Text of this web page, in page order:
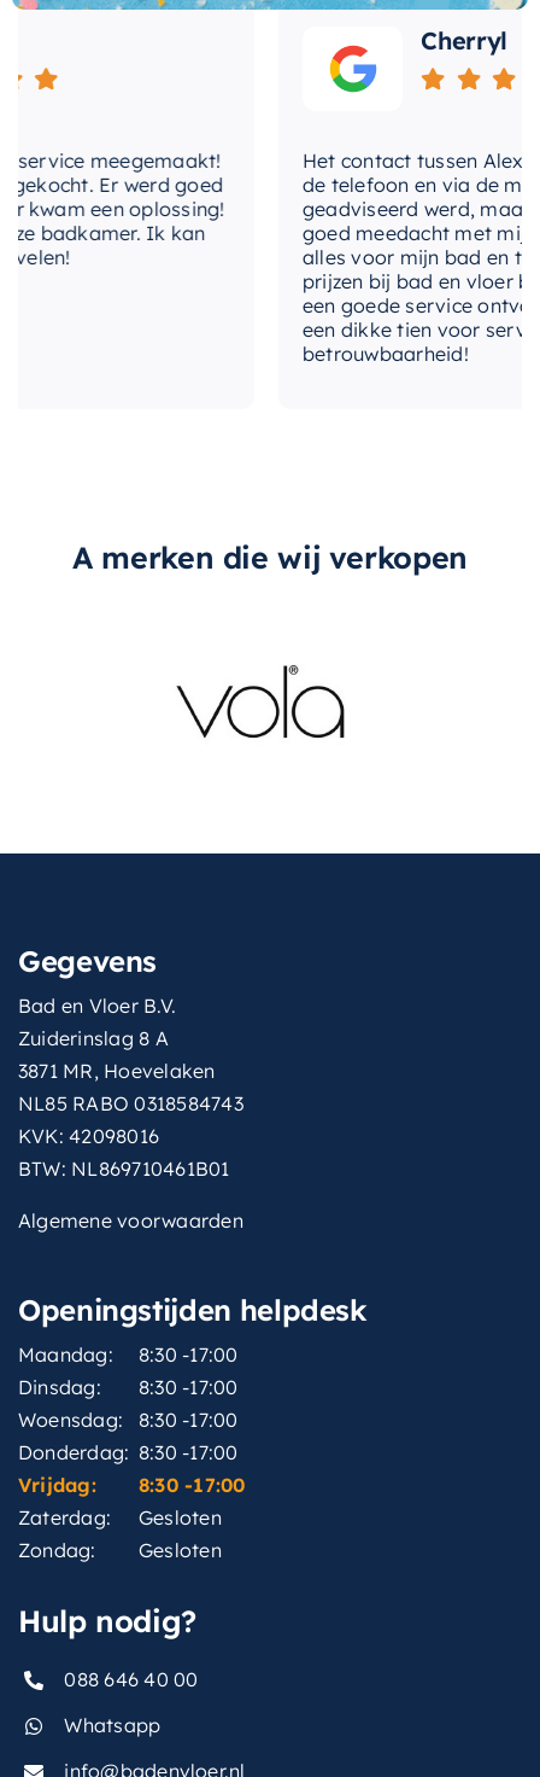
badkamer wil verrijken met een praktisch en
stijlvol element.
levertijd 2-3 weken
meegemaakt!
Er werd goed
een oplossing!
badkamer. Ik kan
Cherryl
Het contact tussen Alex en
de telefoon en via de mail,
geadviseerd werd, maar
goed meedacht met mij.
alles voor mijn bad en
prijzen bij bad en vloer
een goede service
een dikke tien voor service,
betrouwbaarheid!
A merken die wij verkopen
Gegevens
Bad en Vloer B.V.
Zuiderinslag 8 A
3871 MR, Hoevelaken
NL85 RABO 0318584743
KVK: 42098016
BTW: NL869710461B01
Algemene voorwaarden
Openingstijden helpdesk
Maandag:
8:30 -17:00
Dinsdag:
8:30 -17:00
Woensdag:
8:30 -17:00
Donderdag: 8:30 -17:00
Vrijdag:
8:30 -17:00
Zaterdag:
Gesloten
Zondag:
Gesloten
Hulp nodig?
088 646 40 00
Whatsapp
info@badenvloer.nl